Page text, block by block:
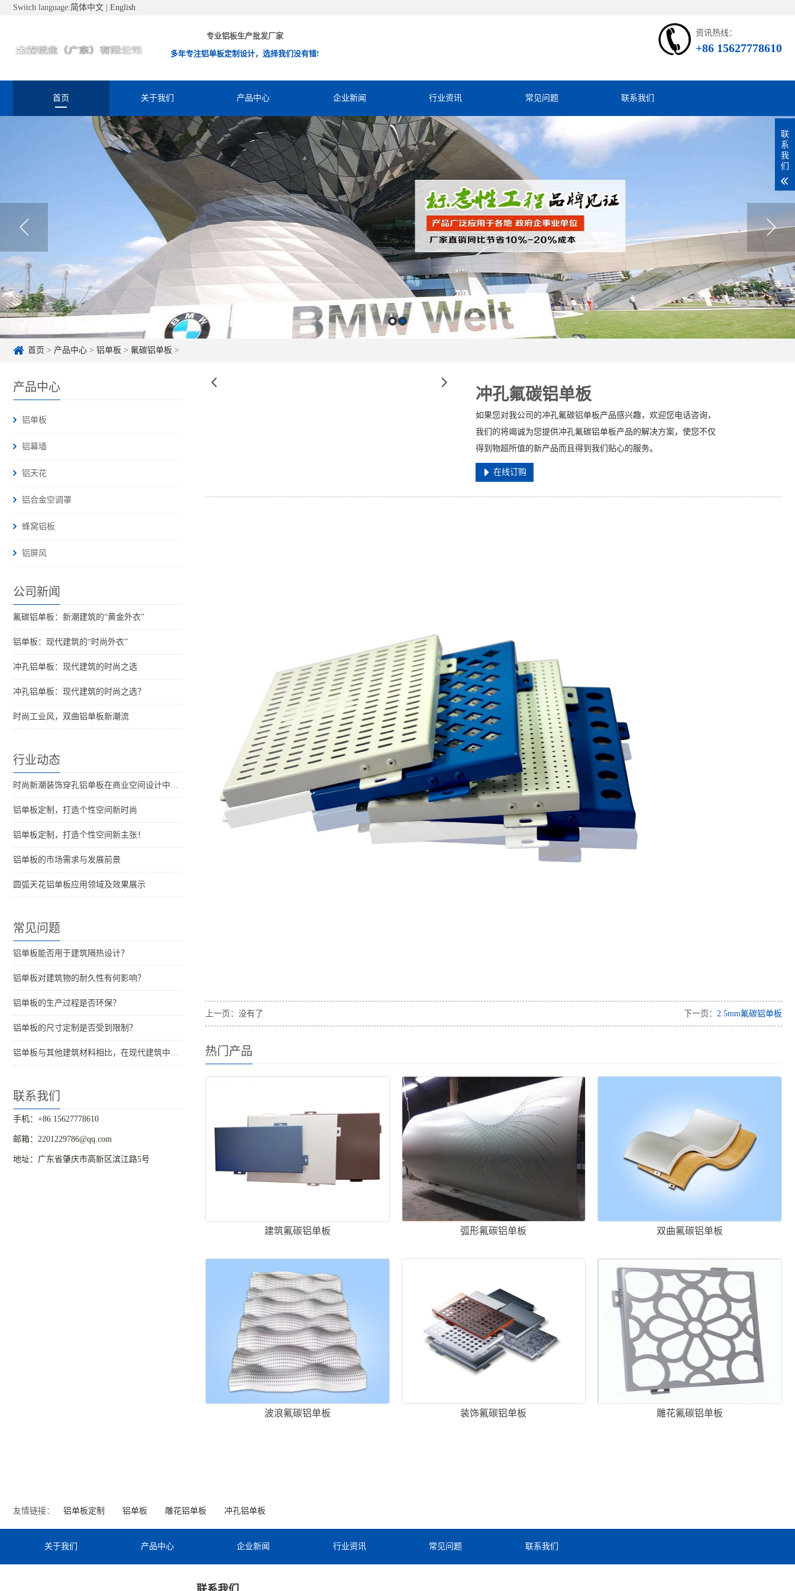
Switch language:简体中文 English
专业铝板生产批发厂家
多年专注铝单板定制设计，选择我们没有错!
资讯热线：
+86 15627778610
首页 关于我们 产品中心 企业新闻 行业资讯 常见问题 联系我们
首页 > 产品中心 > 铝单板 > 氟碳铝单板 >
产品中心
铝单板
铝幕墙
铝天花
铝合金空调罩
蜂窝铝板
铝屏风
公司新闻
氟碳铝单板：新潮建筑的“黄金外衣”
铝单板：现代建筑的“时尚外衣”
冲孔铝单板：现代建筑的时尚之选
冲孔铝单板：现代建筑的时尚之选？
时尚工业风，双曲铝单板新潮流
行业动态
时尚新潮装饰穿孔铝单板在商业空间设计中的应用与创新
铝单板定制，打造个性空间新时尚
铝单板定制，打造个性空间新主张！
铝单板的市场需求与发展前景
圆弧天花铝单板应用领域及效果展示
常见问题
铝单板能否用于建筑隔热设计？
铝单板对建筑物的耐久性有何影响？
铝单板的生产过程是否环保？
铝单板的尺寸定制是否受到限制？
铝单板与其他建筑材料相比，在现代建筑中的优势是什么？
联系我们
手机：+86 15627778610
邮箱：2201229786@qq.com
地址：广东省肇庆市高新区滨江路5号
冲孔氟碳铝单板
如果您对我公司的冲孔氟碳铝单板产品感兴趣，欢迎您电话咨询，
我们的将竭诚为您提供冲孔氟碳铝单板产品的解决方案，使您不仅
得到物超所值的新产品而且得到我们贴心的服务。
在线订购
上一页：没有了 下一页： 2.5mm氟碳铝单板
热门产品
建筑氟碳铝单板 弧形氟碳铝单板 双曲氟碳铝单板
波浪氟碳铝单板 装饰氟碳铝单板 雕花氟碳铝单板
友情链接： 铝单板定制 铝单板 雕花铝单板 冲孔铝单板
关于我们 产品中心 企业新闻 行业资讯 常见问题 联系我们
联
系
我
们